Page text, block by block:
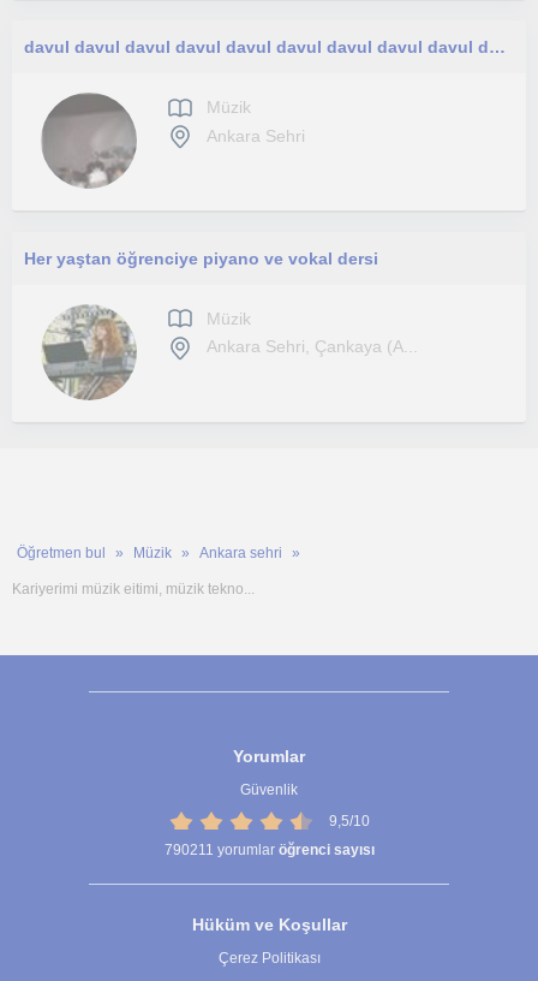
davul davul davul davul davul davul davul davul davul davul davul davul davul davul davul davul davul davul davul davul davul davu
Müzik
Ankara Sehri
Her yaştan öğrenciye piyano ve vokal dersi
Müzik
Ankara Sehri, Çankaya (A...
Öğretmen bul Müzik Ankara sehri
Kariyerimi müzik eitimi, müzik tekno...
Yorumlar
Güvenlik
9,5/10
790211 yorumlar öğrenci sayısı
Hüküm ve Koşullar
Çerez Politikası